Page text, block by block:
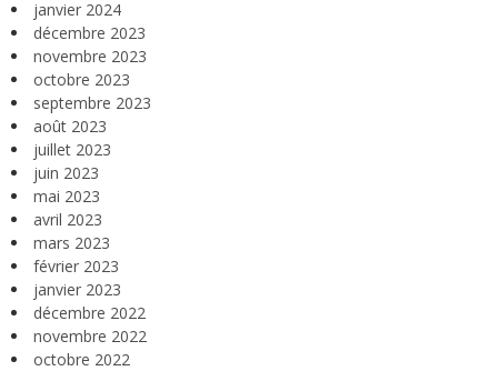
janvier 2024
décembre 2023
novembre 2023
octobre 2023
septembre 2023
août 2023
juillet 2023
juin 2023
mai 2023
avril 2023
mars 2023
février 2023
janvier 2023
décembre 2022
novembre 2022
octobre 2022